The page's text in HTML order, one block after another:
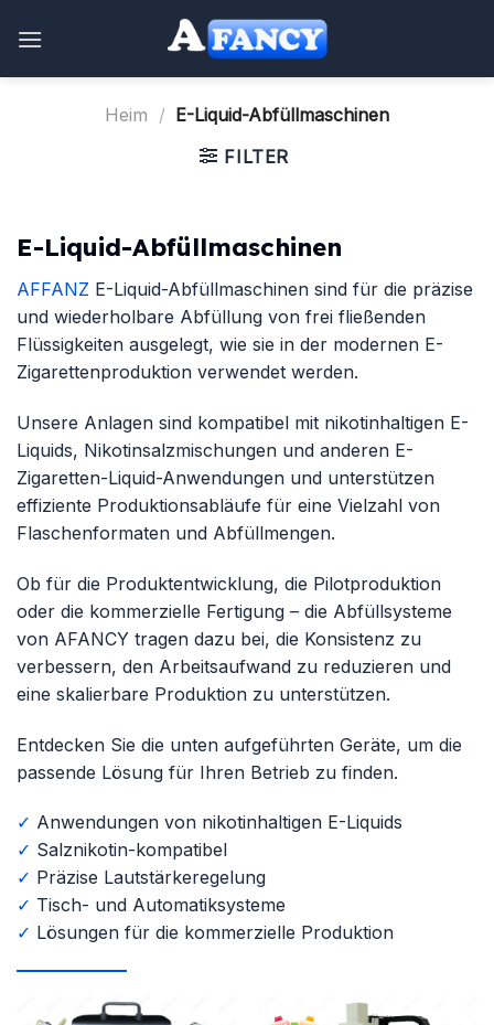
Inhalt
Heim / E-Liquid-Abfüllmaschinen
FILTER
E-Liquid-Abfüllmaschinen
AFFANZ E-Liquid-Abfüllmaschinen sind für die präzise
und wiederholbare Abfüllung von frei fließenden
Flüssigkeiten ausgelegt, wie sie in der modernen E-
Zigarettenproduktion verwendet werden.
Unsere Anlagen sind kompatibel mit nikotinhaltigen E-
Liquids, Nikotinsalzmischungen und anderen E-
Zigaretten-Liquid-Anwendungen und unterstützen
effiziente Produktionsabläufe für eine Vielzahl von
Flaschenformaten und Abfüllmengen.
Ob für die Produktentwicklung, die Pilotproduktion
oder die kommerzielle Fertigung – die Abfüllsysteme
von AFANCY tragen dazu bei, die Konsistenz zu
verbessern, den Arbeitsaufwand zu reduzieren und
eine skalierbare Produktion zu unterstützen.
Entdecken Sie die unten aufgeführten Geräte, um die
passende Lösung für Ihren Betrieb zu finden.
✓ Anwendungen von nikotinhaltigen E-Liquids
✓ Salznikotin-kompatibel
✓ Präzise Lautstärkeregelung
✓ Tisch- und Automatiksysteme
✓ Lösungen für die kommerzielle Produktion